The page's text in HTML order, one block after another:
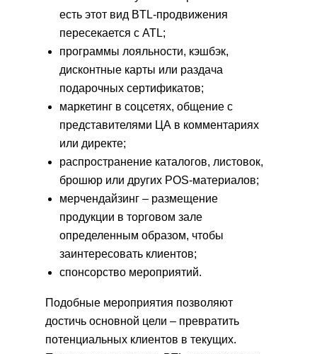
есть этот вид BTL-продвижения
пересекается с ATL;
программы лояльности, кэшбэк,
дисконтные карты или раздача
подарочных сертификатов;
маркетинг в соцсетях, общение с
представителями ЦА в комментариях
или директе;
распространение каталогов, листовок,
брошюр или других POS-материалов;
мерчендайзинг – размещение
продукции в торговом зале
определенным образом, чтобы
заинтересовать клиентов;
спонсорство мероприятий.
Подобные мероприятия позволяют
достичь основной цели – превратить
потенциальных клиентов в текущих.